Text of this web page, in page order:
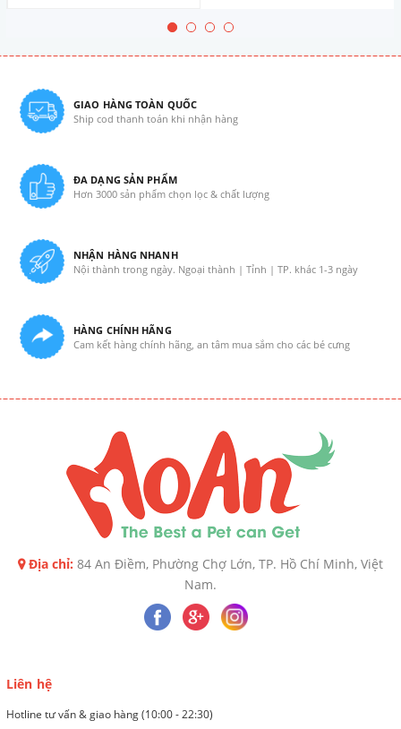
GIAO HÀNG TOÀN QUỐC
Ship cod thanh toán khi nhận hàng
ĐA DẠNG SẢN PHẨM
Hơn 3000 sản phẩm chọn lọc & chất lượng
NHẬN HÀNG NHANH
Nội thành trong ngày. Ngoại thành | Tỉnh | TP. khác 1-3 ngày
HÀNG CHÍNH HÃNG
Cam kết hàng chính hãng, an tâm mua sắm cho các bé cưng
Địa chỉ: 84 An Điềm, Phường Chợ Lớn, TP. Hồ Chí Minh, Việt
Nam.
Liên hệ
Hotline tư vấn & giao hàng (10:00 - 22:30)